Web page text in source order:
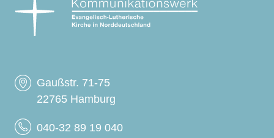
Gaußstr. 71-75
22765 Hamburg
040-32 89 19 040